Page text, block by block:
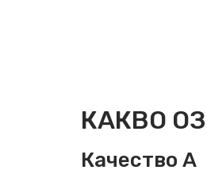
КАКВО
Качество А